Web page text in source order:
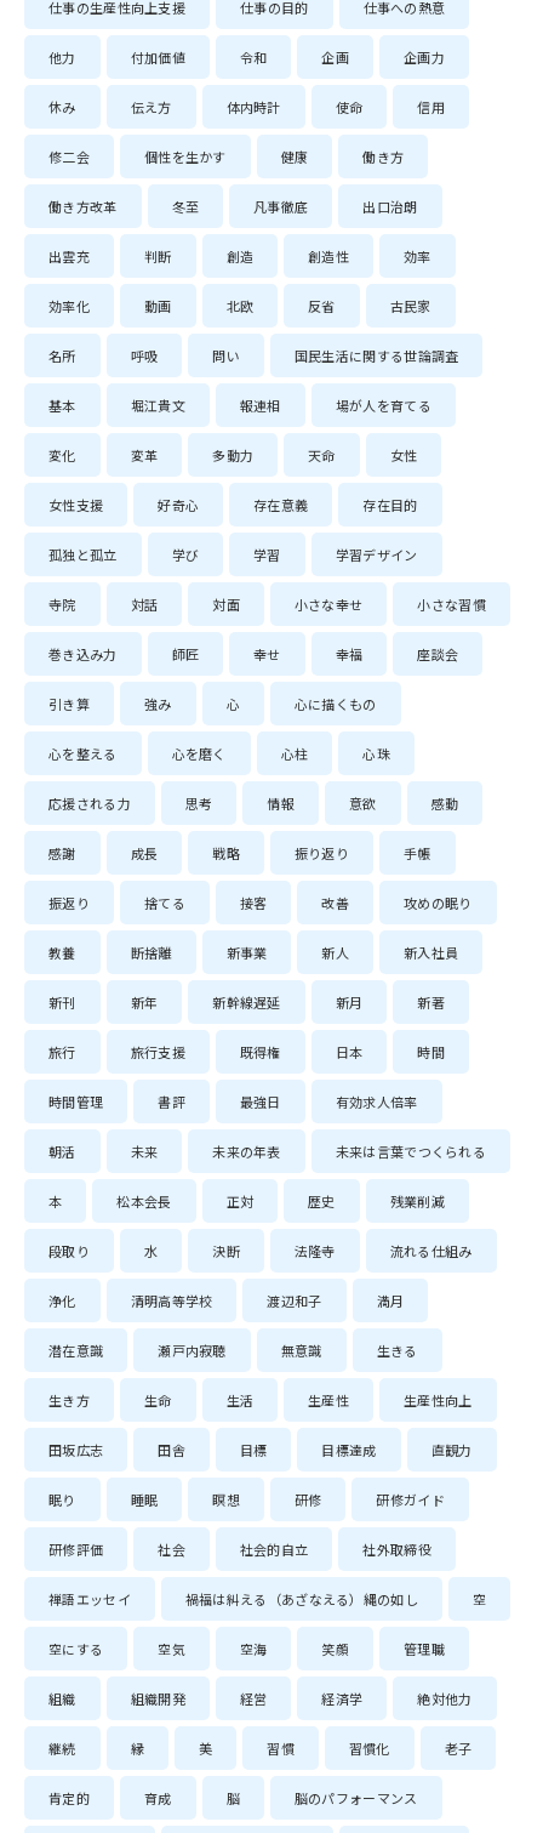
仕事の生産性向上支援 仕事の目的 仕事への熱意
他力 付加価値 令和 企画 企画力
休み 伝え方 体内時計 使命 信用
修二会 個性を生かす 健康 働き方
働き方改革 冬至 凡事徹底 出口治朗
出雲充 判断 創造 創造性 効率
効率化 動画 北欧 反省 古民家
名所 呼吸 問い 国民生活に関する世論調査
基本 堀江貴文 報連相 場が人を育てる
変化 変革 多動力 天命 女性
女性支援 好奇心 存在意義 存在目的
孤独と孤立 学び 学習 学習デザイン
寺院 対話 対面 小さな幸せ 小さな習慣
巻き込み力 師匠 幸せ 幸福 座談会
引き算 強み 心 心に描くもの
心を整える 心を磨く 心柱 心珠
応援される力 思考 情報 意欲 感動
感謝 成長 戦略 振り返り 手帳
振返り 捨てる 接客 改善 攻めの眠り
教養 断捨離 新事業 新人 新入社員
新刊 新年 新幹線遅延 新月 新著
旅行 旅行支援 既得権 日本 時間
時間管理 書評 最強日 有効求人倍率
朝活 未来 未来の年表 未来は言葉でつくられる
本 松本会長 正対 歴史 残業削減
段取り 水 決断 法隆寺 流れる仕組み
浄化 清明高等学校 渡辺和子 満月
潜在意識 瀬戸内寂聴 無意識 生きる
生き方 生命 生活 生産性 生産性向上
田坂広志 田舎 目標 目標達成 直観力
眠り 睡眠 瞑想 研修 研修ガイド
研修評価 社会 社会的自立 社外取締役
禅語エッセイ 禍福は糾える（あざなえる）縄の如し 空
空にする 空気 空海 笑顔 管理職
組織 組織開発 経営 経済学 絶対他力
継続 縁 美 習慣 習慣化 老子
肯定的 育成 脳 脳のパフォーマンス